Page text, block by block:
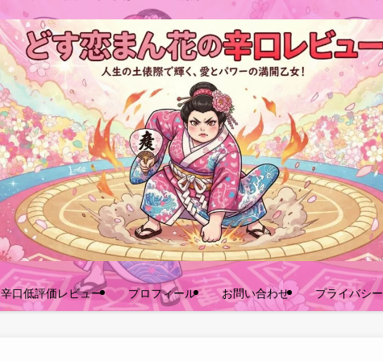
辛口低評価レビュー プロフィール お問い合わせ プライバシ